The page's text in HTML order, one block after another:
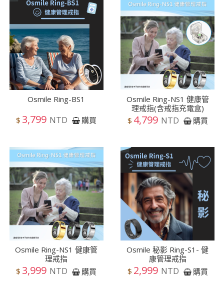
Osmile Ring-BS1
$ 3,799 NTD 購買
Osmile Ring-NS1 健康管
理戒指(含戒指充電盒)
$ 4,799 NTD 購買
Osmile Ring-NS1 健康管
理戒指
$ 3,999 NTD 購買
Osmile 秘影 Ring-S1- 健
康管理戒指
$ 2,999 NTD 購買